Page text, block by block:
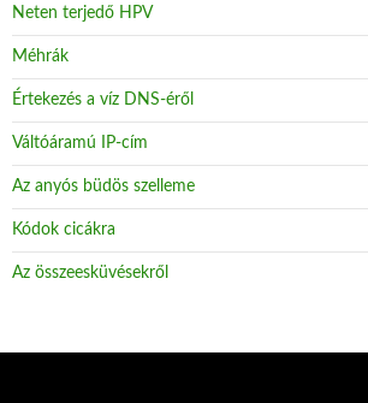
Neten terjedő HPV
Méhrák
Értekezés a víz DNS-éről
Váltóáramú IP-cím
Az anyós büdös szelleme
Kódok cicákra
Az összeesküvésekről